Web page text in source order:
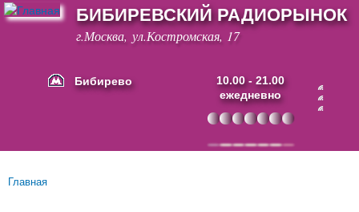
Перейти к
основному
содержанию
БИБИРЕВСКИЙ РАДИОРЫНОК
г.Москва, ул.Костромская, 17
Бибирево
10.00 - 21.00
ежедневно
Основные ссылки
Вы здесь
Главная